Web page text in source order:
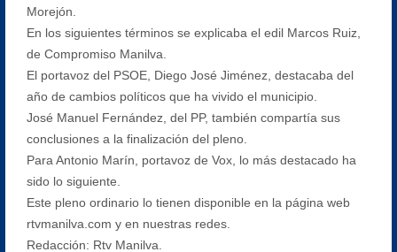
Morejón.
En los siguientes términos se explicaba el edil Marcos Ruiz,
de Compromiso Manilva.
El portavoz del PSOE, Diego José Jiménez, destacaba del
año de cambios políticos que ha vivido el municipio.
José Manuel Fernández, del PP, también compartía sus
conclusiones a la finalización del pleno.
Para Antonio Marín, portavoz de Vox, lo más destacado ha
sido lo siguiente.
Este pleno ordinario lo tienen disponible en la página web
rtvmanilva.com y en nuestras redes.
Redacción: Rtv Manilva.